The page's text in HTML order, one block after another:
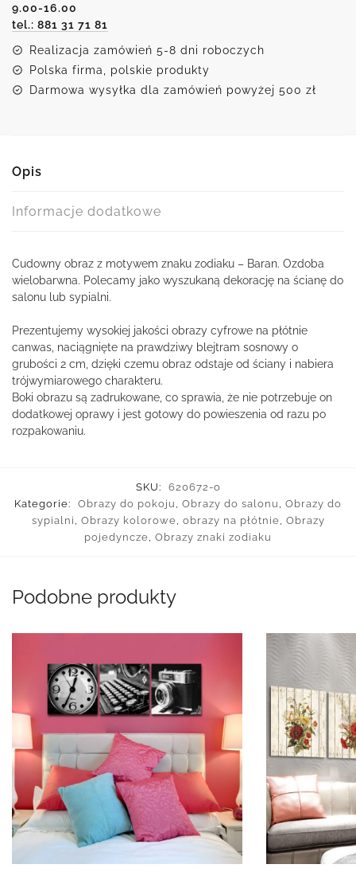
-
Baran
9.00-16.00
tel.: 881 31 71 81
Realizacja zamówień 5-8 dni roboczych
Polska firma, polskie produkty
Darmowa wysyłka dla zamówień powyżej 500 zł
Opis
Informacje dodatkowe
Cudowny obraz z motywem znaku zodiaku – Baran. Ozdoba
wielobarwna. Polecamy jako wyszukaną dekorację na ścianę do
salonu lub sypialni.
Prezentujemy wysokiej jakości obrazy cyfrowe na płótnie
canwas, naciągnięte na prawdziwy blejtram sosnowy o
grubości 2 cm, dzięki czemu obraz odstaje od ściany i nabiera
trójwymiarowego charakteru.
Boki obrazu są zadrukowane, co sprawia, że nie potrzebuje on
dodatkowej oprawy i jest gotowy do powieszenia od razu po
rozpakowaniu.
SKU:
620672-o
Kategorie:
Obrazy do pokoju , Obrazy do salonu , Obrazy do
sypialni , Obrazy kolorowe, obrazy na płótnie, Obrazy
pojedyncze, Obrazy znaki zodiaku
Podobne produkty